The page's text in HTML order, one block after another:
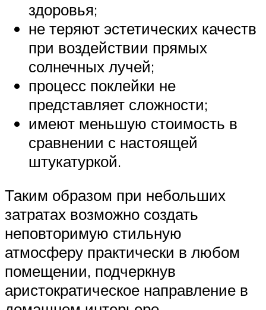
здоровья;
не теряют эстетических качеств
при воздействии прямых
солнечных лучей;
процесс поклейки не
представляет сложности;
имеют меньшую стоимость в
сравнении с настоящей
штукатуркой.
Таким образом при небольших
затратах возможно создать
неповторимую стильную
атмосферу практически в любом
помещении, подчеркнув
аристократическое направление в